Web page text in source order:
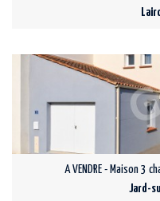
A VENDRE - Maison 3
Jard-